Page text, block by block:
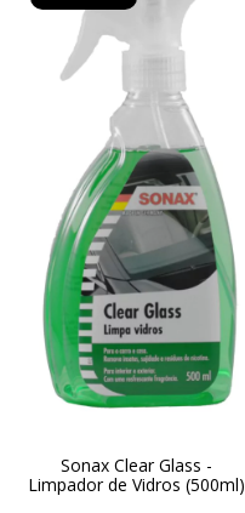
Sonax Clear Glass -
Limpador de Vidros (500ml)